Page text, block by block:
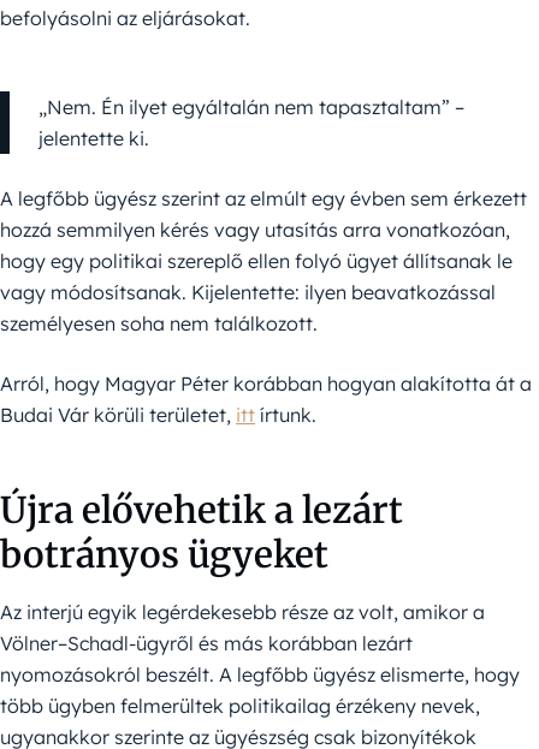
befolyásolni az eljárásokat.
„Nem. Én ilyet egyáltalán nem tapasztaltam” –
jelentette ki.
A legfőbb ügyész szerint az elmúlt egy évben sem érkezett
hozzá semmilyen kérés vagy utasítás arra vonatkozóan,
hogy egy politikai szereplő ellen folyó ügyet állítsanak le
vagy módosítsanak. Kijelentette: ilyen beavatkozással
személyesen soha nem találkozott.
Arról, hogy Magyar Péter korábban hogyan alakította át a
Budai Vár körüli területet, itt írtunk.
Újra elővehetik a lezárt
botrányos ügyeket
Az interjú egyik legérdekesebb része az volt, amikor a
Völner–Schadl-ügyről és más korábban lezárt
nyomozásokról beszélt. A legfőbb ügyész elismerte, hogy
több ügyben felmerültek politikailag érzékeny nevek,
ugyanakkor szerinte az ügyészség csak bizonyítékok